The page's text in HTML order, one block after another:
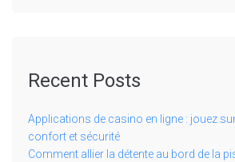
Recent Posts
Applications de casino en ligne : jouez
confort et sécurité
Comment allier la détente au bord de la